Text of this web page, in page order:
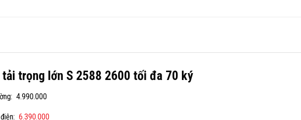
trọng lớn S 2588 2600 tối đa 70 ký
4.990.000
6.390.000